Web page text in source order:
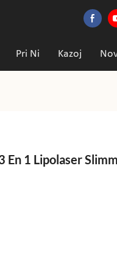
Pri Ni Kazoj
1 Lipolaser